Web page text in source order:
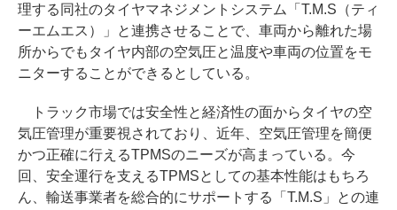
理する同社のタイヤマネジメントシステム「T.M.S（ティ
ーエムエス）」と連携させることで、車両から離れた場
所からでもタイヤ内部の空気圧と温度や車両の位置をモ
ニターすることができるとしている。
トラック市場では安全性と経済性の面からタイヤの空
気圧管理が重要視されており、近年、空気圧管理を簡便
かつ正確に行えるTPMSのニーズが高まっている。今
回、安全運行を支えるTPMSとしての基本性能はもちろ
ん、輸送事業者を総合的にサポートする「T.M.S」との連